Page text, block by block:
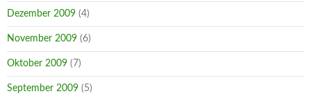
Dezember 2009 (4)
November 2009 (6)
Oktober 2009 (7)
September 2009 (5)